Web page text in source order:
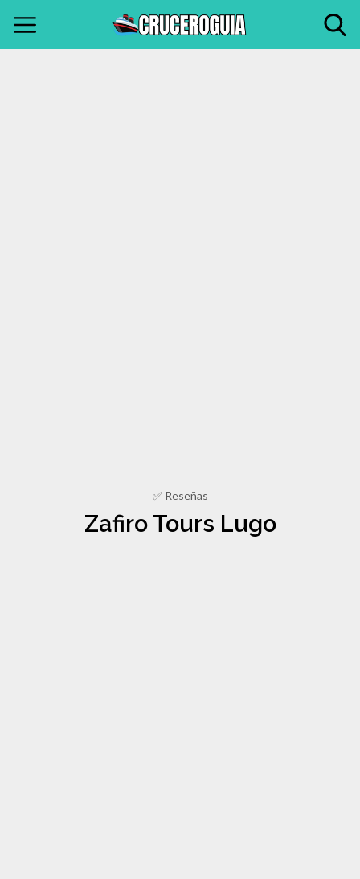
✅ Reseñas
Zafiro Tours Lugo